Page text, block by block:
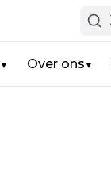
▼ Over ons ▼